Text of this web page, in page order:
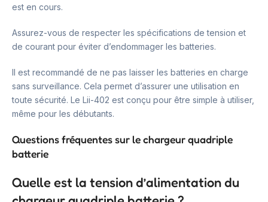
est en cours.
Assurez-vous de respecter les spécifications de tension et
de courant pour éviter d’endommager les batteries.
Il est recommandé de ne pas laisser les batteries en charge
sans surveillance. Cela permet d’assurer une utilisation en
toute sécurité. Le Lii-402 est conçu pour être simple à utiliser,
même pour les débutants.
Questions fréquentes sur le chargeur quadriple
batterie
Quelle est la tension d’alimentation du